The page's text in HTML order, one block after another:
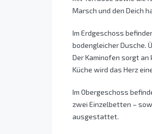
Marsch und den Deich
Im Erdgeschoss
bodengleicher Dusche.
Der Kaminofen sorgt
Küche wird das Herz
Im Obergeschoss
zwei Einzelbetten –
ausgestattet.